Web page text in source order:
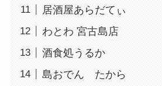
居酒屋あらだてぃ
わとわ 宮古島店
酒食処うるか
島おでん たから